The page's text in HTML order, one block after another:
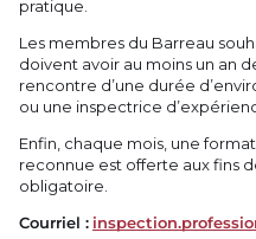
pratique.
Les membres du Barreau
doivent avoir au moins un an
rencontre d’une durée
ou une inspectrice
Enfin, chaque mois, une
reconnue est offerte aux fins
obligatoire.
Courriel :